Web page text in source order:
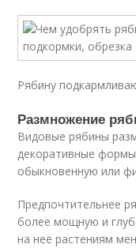
Рябину
Размножение
Видовые рябины
декоративные
обыкновенную или
Предпочтительнее
более мощную и
на неё растениям